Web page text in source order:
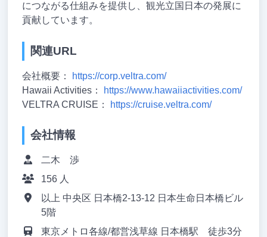
につながる仕組みを提供し、観光立国日本の発展に
貢献しています。
関連URL
会社概要： https://corp.veltra.com/
Hawaii Activities： https://www.hawaiiactivities.com/
VELTRA CRUISE： https://cruise.veltra.com/
会社情報
二木 渉
156 人
以上 中央区 日本橋2-13-12 日本生命日本橋ビル
5階
東京メトロ各線/都営浅草線 日本橋駅 徒歩3分